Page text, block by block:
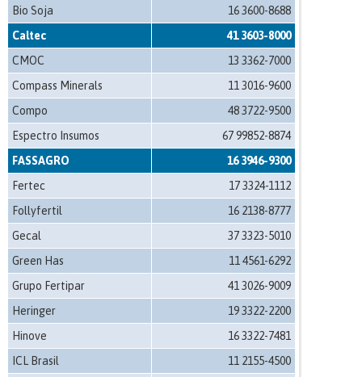
Bio Soja
16 3600-8688
Caltec
41 3603-8000
CMOC
13 3362-7000
Compass Minerals
11 3016-9600
Compo
48 3722-9500
Espectro Insumos
67 99852-8874
FASSAGRO
16 3946-9300
Fertec
17 3324-1112
Follyfertil
16 2138-8777
Gecal
37 3323-5010
Green Has
11 4561-6292
Grupo Fertipar
41 3026-9009
Heringer
19 3322-2200
Hinove
16 3322-7481
ICL Brasil
11 2155-4500